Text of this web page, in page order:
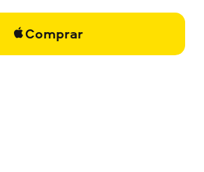
Comprar